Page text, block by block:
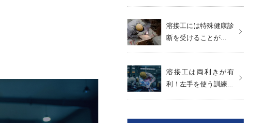
溶接工には特殊健康診
断を受けることが...
溶接工は両利きが有
利！左手を使う訓練...